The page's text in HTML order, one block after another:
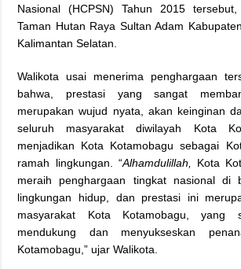
Nasional (HCPSN) Tahun 2015
Taman Hutan Raya Sultan Adam
Kalimantan Selatan.
Walikota usai menerima penghargaan
bahwa, prestasi yang sangat
merupakan wujud nyata, akan keinginan
seluruh masyarakat diwilayah Kota
menjadikan Kota Kotamobagu sebagai
ramah lingkungan. “Alhamdulillah, Kota
meraih penghargaan tingkat nasional di
lingkungan hidup, dan prestasi ini
masyarakat Kota Kotamobagu, yang
mendukung dan menyukseskan
Kotamobagu,” ujar Walikota.